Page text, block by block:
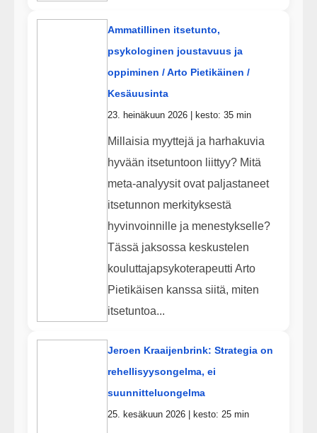
Ammatillinen itsetunto,
psykologinen joustavuus ja
oppiminen / Arto Pietikäinen /
Kesäuusinta
23. heinäkuun 2026 | kesto: 35 min
Millaisia myyttejä ja harhakuvia
hyvään itsetuntoon liittyy? Mitä
meta-analyysit ovat paljastaneet
itsetunnon merkityksestä
hyvinvoinnille ja menestykselle?
Tässä jaksossa keskustelen
kouluttajapsykoterapeutti Arto
Pietikäisen kanssa siitä, miten
itsetuntoa...
Jeroen Kraaijenbrink: Strategia on
rehellisyysongelma, ei
suunnitteluongelma
25. kesäkuun 2026 | kesto: 25 min